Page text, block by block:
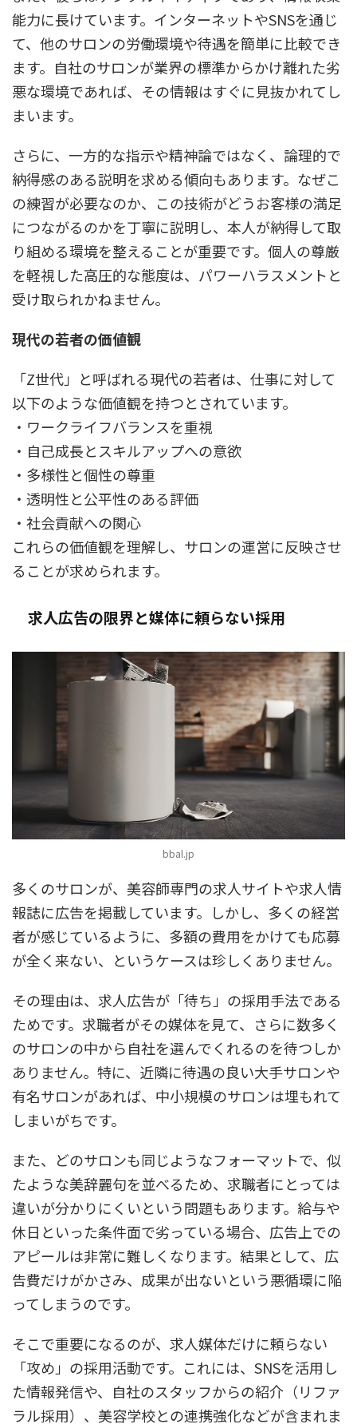
能力に長けています。インターネットやSNSを通じ
て、他のサロンの労働環境や待遇を簡単に比較でき
ます。自社のサロンが業界の標準からかけ離れた劣
悪な環境であれば、その情報はすぐに見抜かれてし
まいます。
さらに、一方的な指示や精神論ではなく、 論理的で
納得感のある説明を求める傾向もあります。なぜこ
の練習が必要なのか、この技術がどうお客様の満足
につながるのかを丁寧に説明し、本人が納得して取
り組める環境を整えることが重要です。個人の尊厳
を軽視した高圧的な態度は、パワーハラスメントと
受け取られかねません。
現代の若者の価値観
「Z世代」と呼ばれる現代の若者は、仕事に対して
以下のような価値観を持つとされています。
・ワークライフバランスを重視
・自己成長とスキルアップへの意欲
・多様性と個性の尊重
・透明性と公平性のある評価
・社会貢献への関心
これらの価値観を理解し、サロンの運営に反映させ
ることが求められます。
求人広告の限界と媒体に頼らない採用
bbal.jp
多くのサロンが、美容師専門の求人サイトや求人情
報誌に広告を掲載しています。しかし、多くの経営
者が感じているように、多額の費用をかけても応募
が全く来ない、というケースは珍しくありません。
その理由は、求人広告が「待ち」の採用手法である
ためです。求職者がその媒体を見て、さらに数多く
のサロンの中から自社を選んでくれるのを待つしか
ありません。特に、近隣に待遇の良い大手サロンや
有名サロンがあれば、中小規模のサロンは埋もれて
しまいがちです。
また、どのサロンも同じようなフォーマットで、似
たような美辞麗句を並べるため、 求職者にとっては
違いが分かりにくいという問題もあります。給与や
休日といった条件面で劣っている場合、広告上での
アピールは非常に難しくなります。結果として、広
告費だけがかさみ、成果が出ないという悪循環に陥
ってしまうのです。
そこで重要になるのが、 求人媒体だけに頼らない
「攻め」の採用活動です。これには、SNSを活用し
た情報発信や、自社のスタッフからの紹介（リファ
ラル採用）、美容学校との連携強化などが含まれま